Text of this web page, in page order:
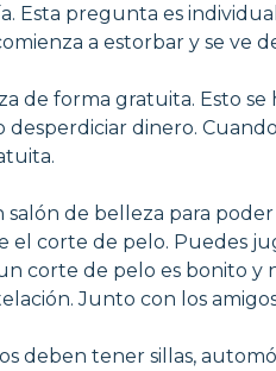
Esta pregunta es
a estorbar y se ve
de forma gratuita. Esto
desperdiciar dinero.
de belleza para
el corte de pelo. Puedes
corte de pelo es bonito
Junto con los
deben tener sillas,